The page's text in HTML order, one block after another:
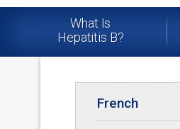
What Is
Hepatitis B?
French